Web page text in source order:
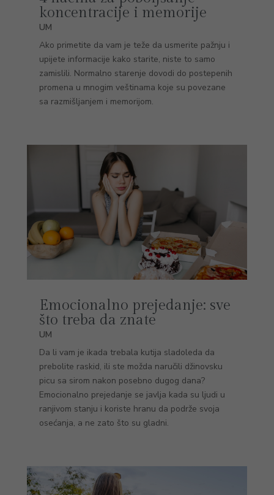
koncentracije i memorije
UM
Ako primetite da vam je teže da usmerite pažnju i
upijete informacije kako starite, niste to samo
zamislili. Normalno starenje dovodi do postepenih
promena u mnogim veštinama koje su povezane
sa razmišljanjem i memorijom.
Emocionalno prejedanje: sve
što treba da znate
UM
Da li vam je ikada trebala kutija sladoleda da
prebolite raskid, ili ste možda naručili džinovsku
picu sa sirom nakon posebno dugog dana?
Emocionalno prejedanje se javlja kada su ljudi u
ranjivom stanju i koriste hranu da podrže svoja
osećanja, a ne zato što su gladni.